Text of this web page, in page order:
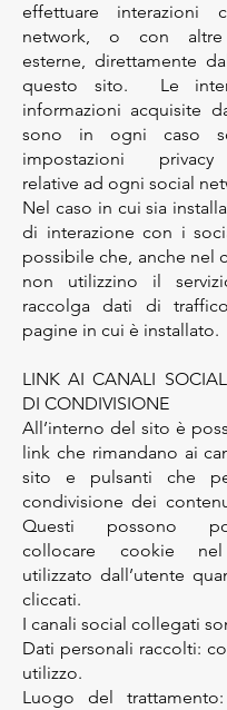
effettuare interazioni
network, o con altre
esterne, direttamente
questo sito. Le
informazioni acquisite
sono in ogni caso
impostazioni privacy
relative ad ogni social
Nel caso in cui sia
di interazione con i
possibile che, anche nel
non utilizzino il
raccolga dati di
pagine in cui è installato.
LINK AI CANALI
DI CONDIVISIONE
All’interno del sito è
link che rimandano ai
sito e pulsanti che
condivisione dei
Questi possono
collocare cookie nel
utilizzato dall’utente
cliccati.
I canali social collegati
​Dati personali raccolti:
utilizzo.
Luogo del